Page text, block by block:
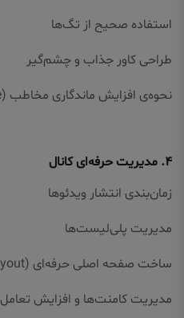
استفاده صحیح از تگ‌ها
طراحی کاور جذاب و چشم‌گیر
نحوه‌ی افزایش ماندگاری مخاطب (Watch Time)
۴. مدیریت حرفه‌ای کانال
زمان‌بندی انتشار ویدئوها
مدیریت پلی‌لیست‌ها
ساخت صفحه اصلی حرفه‌ای (Channel Layout)
مدیریت کامنت‌ها و افزایش تعامل